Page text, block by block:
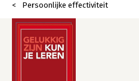
Persoonlijke effectiviteit